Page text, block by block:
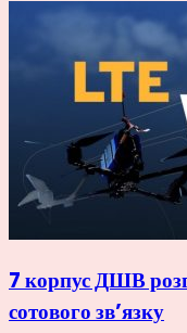
7 корпус ДШВ
сотового зв’язку